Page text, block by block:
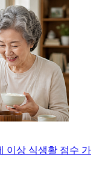
이상 식생활 점수 가